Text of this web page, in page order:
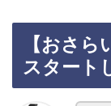
【おさ
スタート